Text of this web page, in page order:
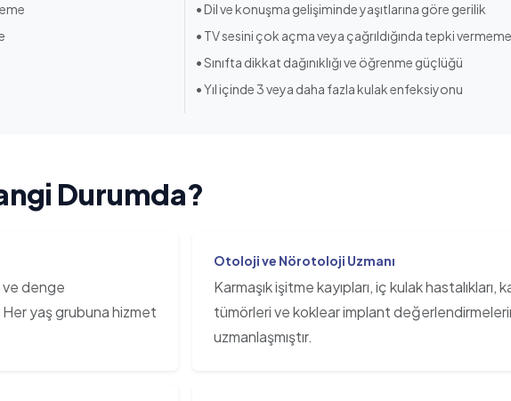
• Dil ve konuşma gelişiminde yaşıtlarına göre gerilik
• TV sesini çok açma veya çağrıldığında tepki vermeme
• Sınıfta dikkat dağınıklığı ve öğrenme güçlüğü
• Yıl içinde 3 veya daha fazla kulak enfeksiyonu
Durumda?
ve denge
Her yaş grubuna hizmet
Otoloji ve Nörotoloji Uzmanı
Karmaşık işitme kayıpları, iç kulak hastalıkları,
tümörleri ve koklear implant
uzmanlaşmıştır.